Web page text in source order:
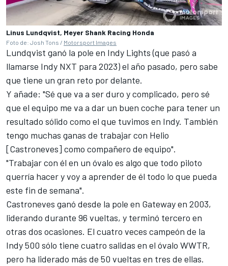
Linus Lundqvist, Meyer Shank Racing Honda
Foto de: Josh Tons / Motorsport Images
Lundqvist ganó la pole en Indy Lights (que pasó a
llamarse Indy NXT para 2023) el año pasado, pero sabe
que tiene un gran reto por delante.
Y añade: "Sé que va a ser duro y complicado, pero sé
que el equipo me va a dar un buen coche para tener un
resultado sólido como el que tuvimos en Indy. También
tengo muchas ganas de trabajar con Helio
[Castroneves] como compañero de equipo".
"Trabajar con él en un óvalo es algo que todo piloto
querría hacer y voy a aprender de él todo lo que pueda
este fin de semana".
Castroneves ganó desde la pole en Gateway en 2003,
liderando durante 96 vueltas, y terminó tercero en
otras dos ocasiones. El cuatro veces campeón de la
Indy 500 sólo tiene cuatro salidas en el óvalo WWTR,
pero ha liderado más de 50 vueltas en tres de ellas.